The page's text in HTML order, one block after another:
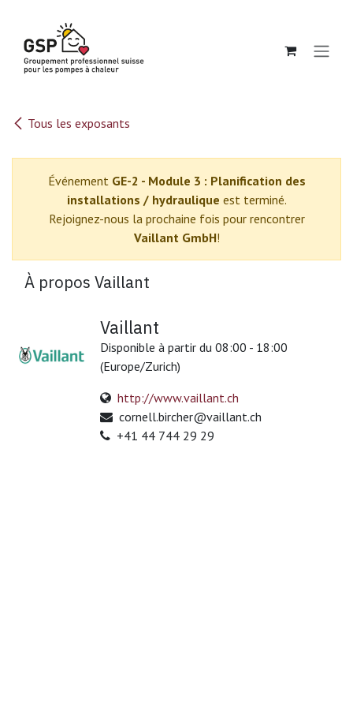
Tous les exposants
Événement GE-2 - Module 3 : Planification des
installations / hydraulique est terminé.
Rejoignez-nous la prochaine fois pour rencontrer
Vaillant GmbH!
À propos Vaillant
Vaillant
Disponible à partir du 08:00 - 18:00
(Europe/Zurich)
http://www.vaillant.ch
cornell.bircher@vaillant.ch
+41 44 744 29 29